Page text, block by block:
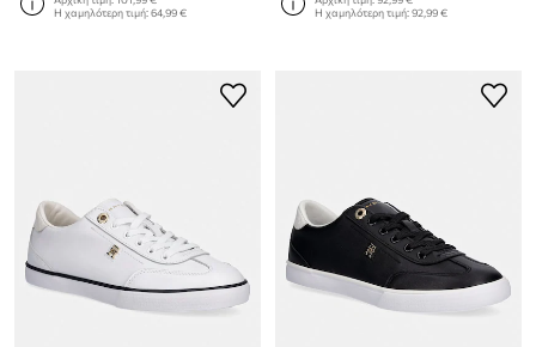
Η χαμηλότερη τιμή:64,99 €
Η χαμηλότερη τιμή:92,99 €